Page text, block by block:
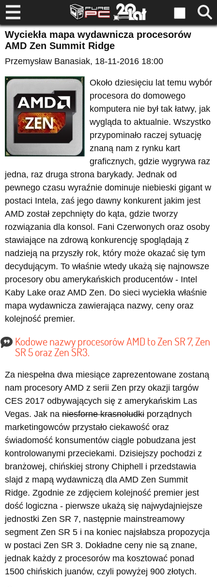
Wyciekła mapa wydawnicza procesorów
AMD Zen Summit Ridge
Przemysław Banasiak, 18-11-2016 18:00
Około dziesięciu lat temu wybór
procesora do domowego
komputera nie był tak łatwy, jak
wygląda to aktualnie. Wszystko
przypominało raczej sytuację
znaną nam z rynku kart
graficznych, gdzie wygrywa raz
jedna, raz druga strona barykady. Jednak od
pewnego czasu wyraźnie dominuje niebieski gigant w
postaci Intela, zaś jego dawny konkurent jakim jest
AMD został zepchnięty do kąta, gdzie tworzy
rozwiązania dla konsol. Fani Czerwonych oraz osoby
stawiające na zdrową konkurencję spoglądają z
nadzieją na przyszły rok, który może okazać się tym
decydującym. To właśnie wtedy ukażą się najnowsze
procesory obu amerykańskich producentów - Intel
Kaby Lake oraz AMD Zen. Do sieci wyciekła właśnie
mapa wydawnicza zawierająca nazwy, ceny oraz
kolejność premier.
Kodowe nazwy procesorów AMD to Zen SR 7, Zen
SR 5 oraz Zen SR3.
Za niespełna dwa miesiące zaprezentowane zostaną
nam procesory AMD z serii Zen przy okazji targów
CES 2017 odbywających się z amerykańskim Las
Vegas. Jak na niesforne krasnoludki porządnych
marketingowców przystało ciekawość oraz
świadomość konsumentów ciągle pobudzana jest
kontrolowanymi przeciekami. Dzisiejszy pochodzi z
branżowej, chińskiej strony Chiphell i przedstawia
slajd z mapą wydawniczą dla AMD Zen Summit
Ridge. Zgodnie ze zdjęciem kolejność premier jest
dość logiczna - pierwsze ukażą się najwydajniejsze
jednostki Zen SR 7, następnie mainstreamowy
segment Zen SR 5 i na koniec najsłabsza propozycja
w postaci Zen SR 3. Dokładne ceny nie są znane,
jednak każdy z procesorów ma kosztować ponad
1500 chińskich juanów, czyli powyżej 900 złotych.